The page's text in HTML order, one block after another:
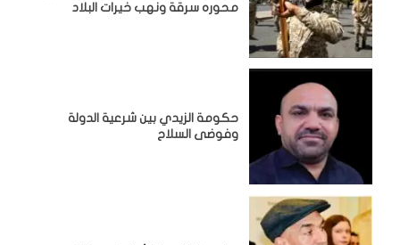
محوره سرقة ونهب خيرات البلاد
حكومة الزيدي بين شرعية الدولة
وفوضى السلاح